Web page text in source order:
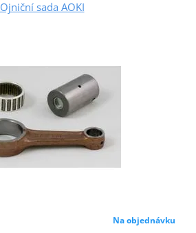
Ojniční sada AOKI
Na objednávku